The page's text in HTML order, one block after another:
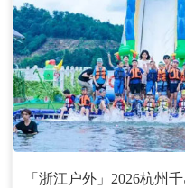
「浙江户外」2026杭州